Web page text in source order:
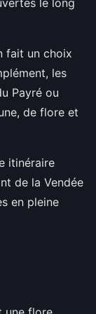
le long
fait un choix
les
Payré ou
de flore et
itinéraire
de la Vendée
en pleine